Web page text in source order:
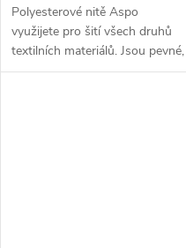
Polyesterové nitě Aspo
využijete pro šití všech druhů
textilních materiálů. Jsou pevné,
odolné vůči oděru, stálobarevné